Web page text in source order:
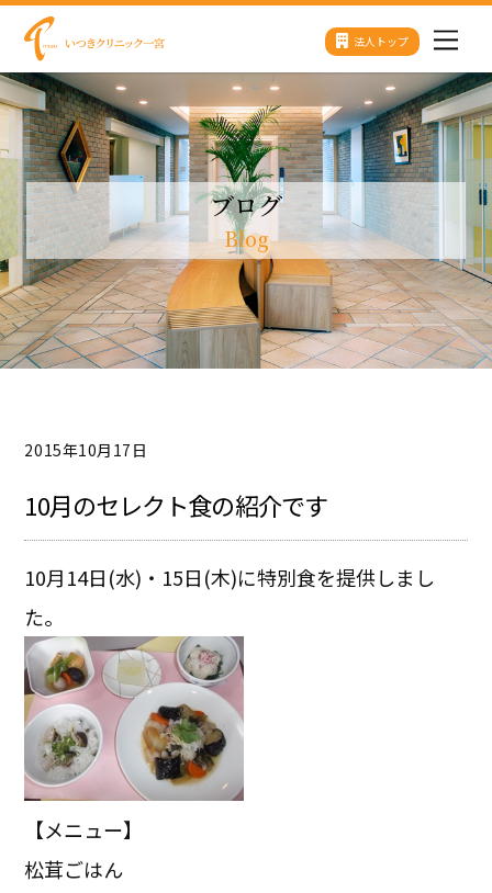
content
法人トップ
ブログ
Blog
2015年10月17日
10月のセレクト食の紹介です
10月14日(水)・15日(木)に特別食を提供しまし
た。
【メニュー】
松茸ごはん